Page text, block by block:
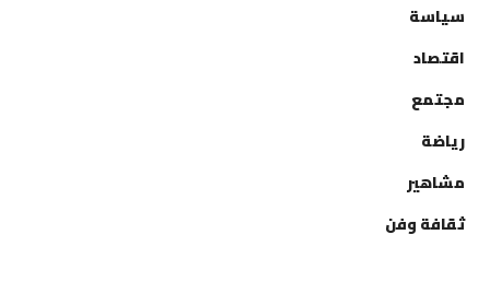
سياسة
اقتصاد
مجتمع
رياضة
مشاهير
ثقافة وفن